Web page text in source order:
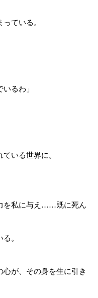
ている。
るわ」
いる世界に。
を私に与え……既に死ん
。
が、その身を生に引き